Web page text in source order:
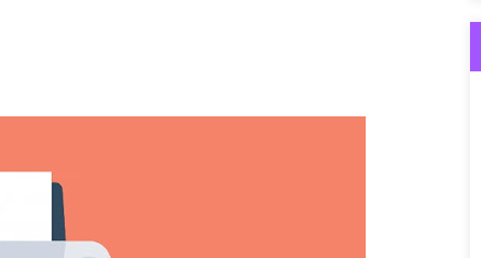
Dual Boot
Menggunakan Javascript